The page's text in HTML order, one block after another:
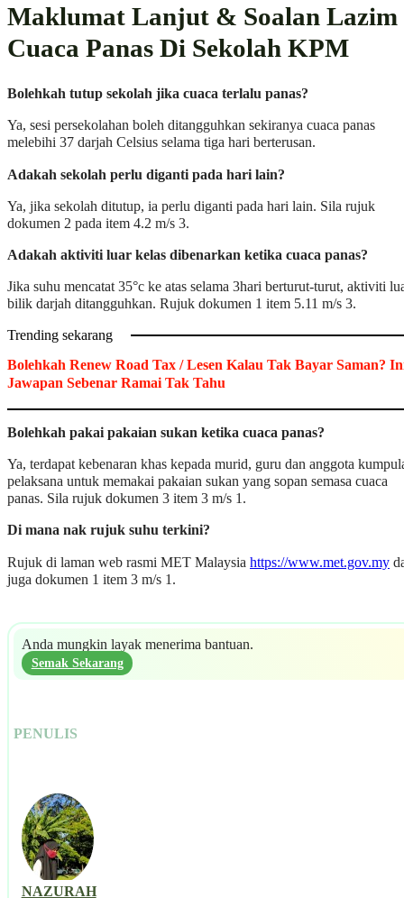
Maklumat Lanjut & Soalan Lazim
Cuaca Panas Di Sekolah KPM
Bolehkah tutup sekolah jika cuaca terlalu panas?
Ya, sesi persekolahan boleh ditangguhkan sekiranya cuaca panas
melebihi 37 darjah Celsius selama tiga hari berterusan.
Adakah sekolah perlu diganti pada hari lain?
Ya, jika sekolah ditutup, ia perlu diganti pada hari lain. Sila rujuk
dokumen 2 pada item 4.2 m/s 3.
Adakah aktiviti luar kelas dibenarkan ketika cuaca panas?
Jika suhu mencatat 35°c ke atas selama 3hari berturut-turut, aktiviti
bilik darjah ditangguhkan. Rujuk dokumen 1 item 5.11 m/s 3.
Trending sekarang
Bolehkah Renew Road Tax / Lesen Kalau Tak Bayar Saman?
Jawapan Sebenar Ramai Tak Tahu
Bolehkah pakai pakaian sukan ketika cuaca panas?
Ya, terdapat kebenaran khas kepada murid, guru dan anggota
pelaksana untuk memakai pakaian sukan yang sopan semasa cuaca
panas. Sila rujuk dokumen 3 item 3 m/s 1.
Di mana nak rujuk suhu terkini?
Rujuk di laman web rasmi MET Malaysia https://www.met.gov.my
juga dokumen 1 item 3 m/s 1.
Anda mungkin layak menerima bantuan.
Semak Sekarang
PENULIS
NAZURAH